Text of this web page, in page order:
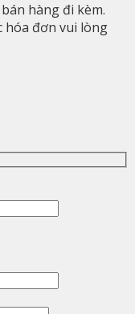
hàng đi kèm.
hóa đơn vui lòng